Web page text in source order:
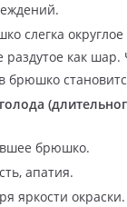
слегка
раздутое как шар.
брюшко
брюшко.
апатия.
яркости окраски.